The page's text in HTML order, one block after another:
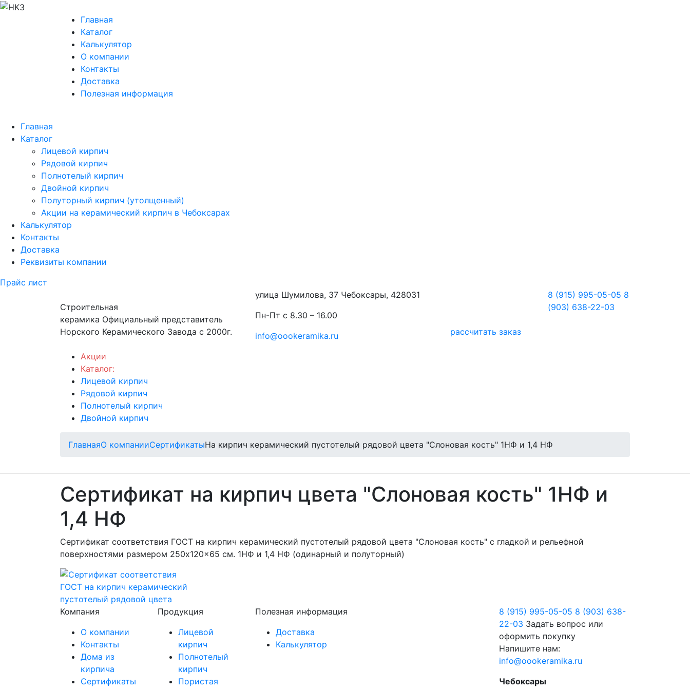
Главная
Каталог
Калькулятор
О компании
Контакты
Доставка
Полезная информация
Главная
Каталог
Лицевой кирпич
Рядовой кирпич
Полнотелый кирпич
Двойной кирпич
Полуторный кирпич (утолщенный)
Акции на керамический кирпич в Чебоксарах
Калькулятор
Контакты
Доставка
Реквизиты компании
Прайс лист
Строительная
керамика Официальный представитель
Норского Керамического Завода с 2000г.
улица Шумилова, 37 Чебоксары, 428031
Пн-Пт с 8.30 – 16.00
info@oookeramika.ru
рассчитать заказ
8 (915) 995-05-05 8
(903) 638-22-03
Акции
Каталог:
Лицевой кирпич
Рядовой кирпич
Полнотелый кирпич
Двойной кирпич
ГлавнаяО компанииСертификатыНа кирпич керамический пустотелый рядовой цвета "Слоновая кость" 1НФ и 1,4 НФ
Сертификат на кирпич цвета "Слоновая кость" 1НФ и
1,4 НФ
Сертификат соответствия ГОСТ на кирпич керамический пустотелый рядовой цвета "Слоновая кость" с гладкой и рельефной
поверхностями размером 250x120x65 см. 1НФ и 1,4 НФ (одинарный и полуторный)
Компания
О компании
Контакты
Дома из
кирпича
Сертификаты
Продукция
Лицевой
кирпич
Полнотелый
кирпич
Пористая
Полезная информация
Доставка
Калькулятор
8 (915) 995-05-05 8 (903) 638-
22-03 Задать вопрос или
оформить покупку
Напишите нам:
info@oookeramika.ru
Чебоксары